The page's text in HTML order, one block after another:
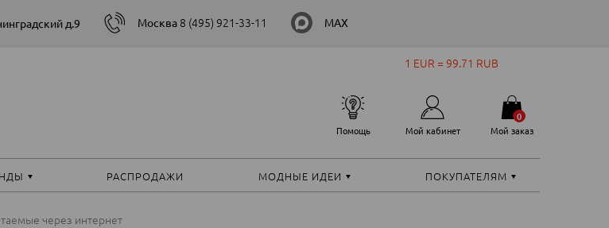
д.9 Москва 8 (495) 921-33-11 MAX
1 EUR = 99.71 RUB
Помощь Мой кабинет Мой заказ
0
РАСПРОДАЖИ МОДНЫЕ ИДЕИ ПОКУПАТЕЛЯМ
через интернет